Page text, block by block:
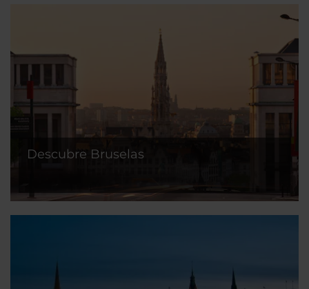
Descubre Bruselas